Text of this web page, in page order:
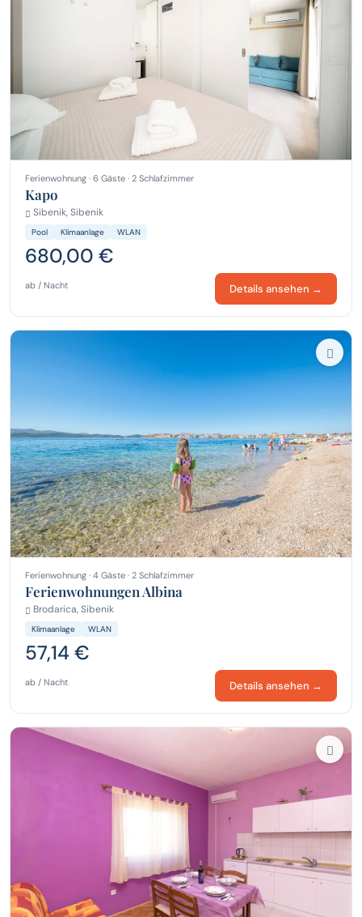
Ferienwohnung · 6 Gäste · 2 Schlafzimmer
Kapo
Sibenik, Sibenik
Pool Klimaanlage WLAN
680,00 €
ab / Nacht Details ansehen →
Ferienwohnung · 4 Gäste · 2 Schlafzimmer
Ferienwohnungen Albina
Brodarica, Sibenik
Klimaanlage WLAN
57,14 €
ab / Nacht Details ansehen →